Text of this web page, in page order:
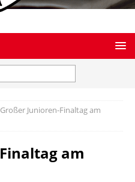
Großer Junioren-Finaltag am
am